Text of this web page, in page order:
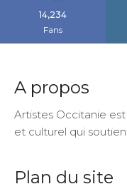
14,234
Fans
A propos
Artistes Occitanie
et culturel qui
Plan du site